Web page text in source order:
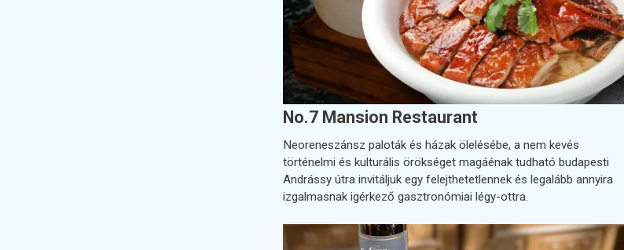
No.7 Mansion Restaurant
Neoreneszánsz paloták és házak ölelésébe, a nem kevés
történelmi és kulturális örökséget magáénak tudható budapesti
Andrássy útra invitáljuk egy felejthetetlennek és legalább annyira
izgalmasnak igérkező gasztronómiai légy-ottra.